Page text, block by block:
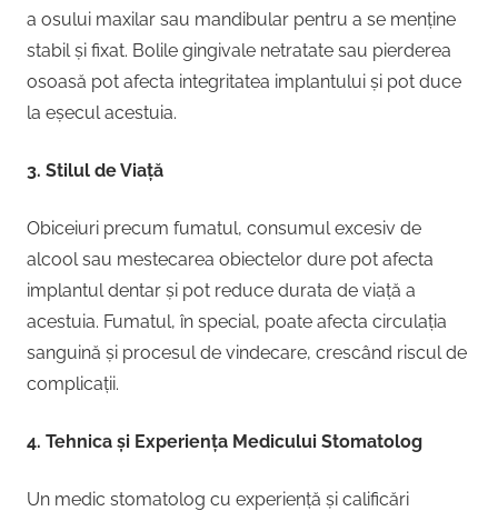
a osului maxilar sau mandibular pentru a se menține
stabil și fixat. Bolile gingivale netratate sau pierderea
osoasă pot afecta integritatea implantului și pot duce
la eșecul acestuia.
3. Stilul de Viață
Obiceiuri precum fumatul, consumul excesiv de
alcool sau mestecarea obiectelor dure pot afecta
implantul dentar și pot reduce durata de viață a
acestuia. Fumatul, în special, poate afecta circulația
sanguină și procesul de vindecare, crescând riscul de
complicații.
4. Tehnica și Experiența Medicului Stomatolog
Un medic stomatolog cu experiență și calificări